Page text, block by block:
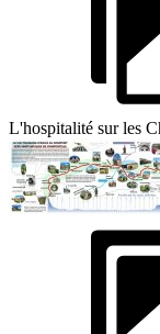
L'hospitalité sur les